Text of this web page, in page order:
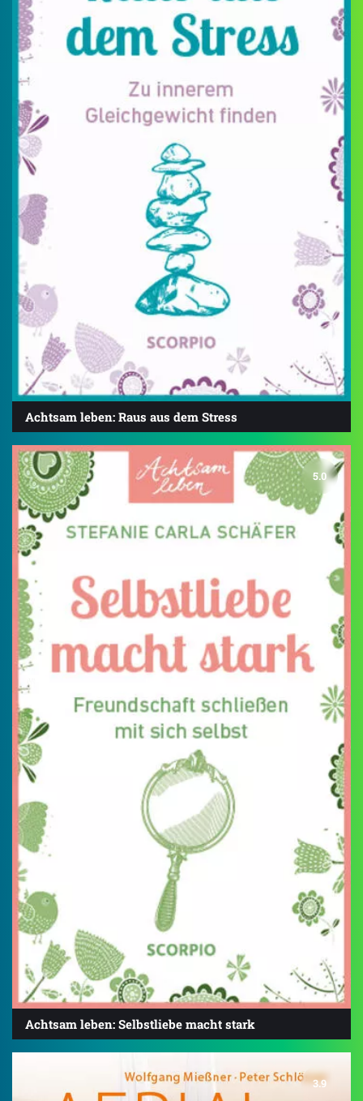
Achtsam leben: Raus aus dem Stress
5.0
Achtsam leben: Selbstliebe macht stark
3.9